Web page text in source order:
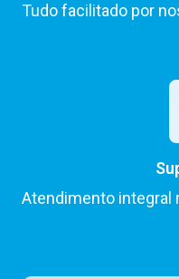
Tudo facilitado por
Atendimento integral